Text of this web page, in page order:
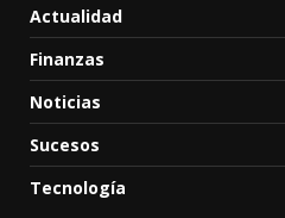
Actualidad
Finanzas
Noticias
Sucesos
Tecnología